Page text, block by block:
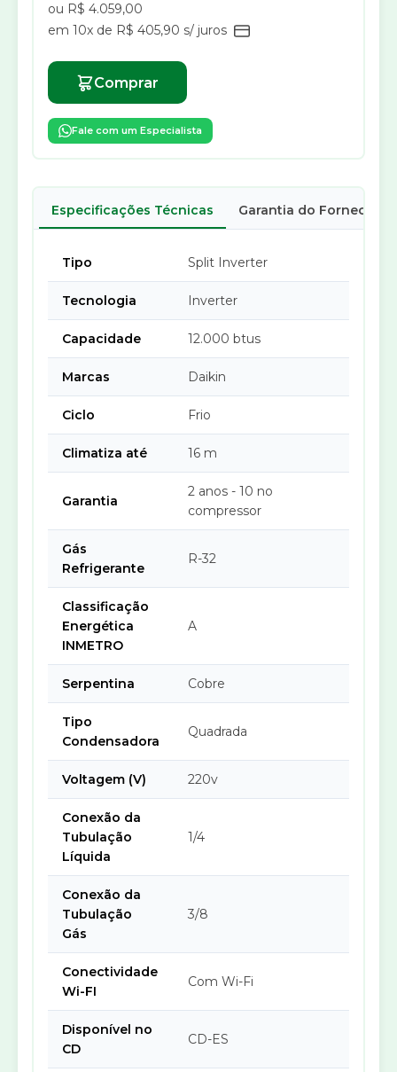
ou R$ 4.059,00
em 10x de R$ 405,90 s/ juros
Comprar
Fale com um Especialista
Especificações Técnicas Garantia do Fornecedor
Tipo Split Inverter
Tecnologia Inverter
Capacidade 12.000 btus
Marcas Daikin
Ciclo Frio
Climatiza até 16 m
Garantia
2 anos - 10 no
compressor
Gás
Refrigerante
R-32
Classificação
Energética
INMETRO
A
Serpentina Cobre
Tipo
Condensadora
Quadrada
Voltagem (V) 220v
Conexão da
Tubulação
Líquida
1/4
Conexão da
Tubulação
Gás
3/8
Conectividade
Wi-FI
Com Wi-Fi
Disponível no
CD
CD-ES